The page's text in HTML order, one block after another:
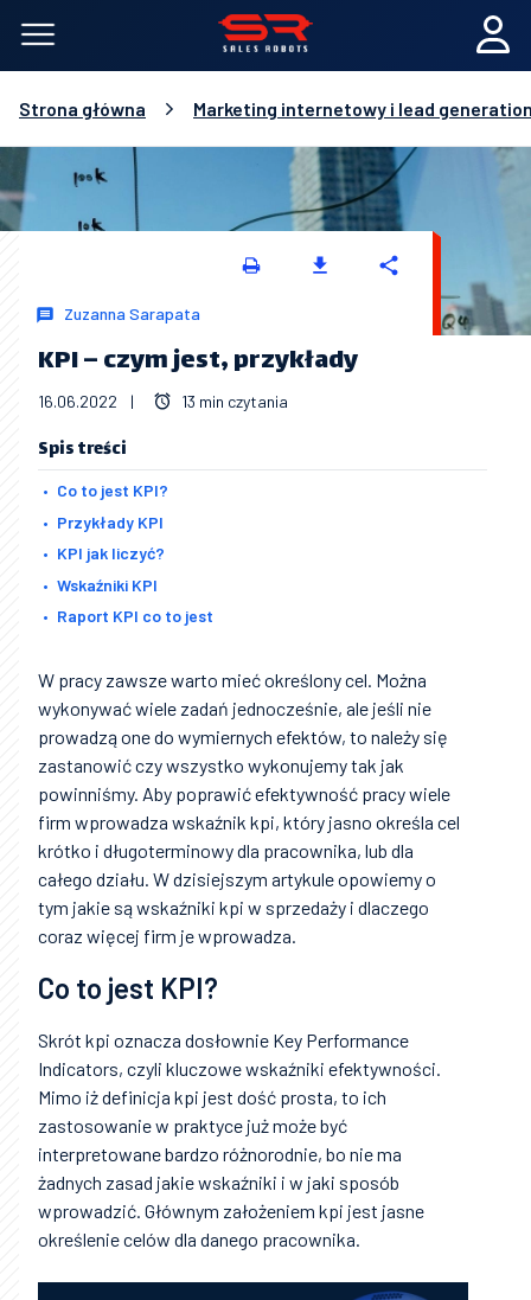
Strona główna Marketing internetowy i lead
Zuzanna Sarapata
KPI – czym jest, przykłady
16.06.2022 | 13 min czytania
Spis treści
Co to jest KPI?
Przykłady KPI
KPI jak liczyć?
Wskaźniki KPI
Raport KPI co to jest
W pracy zawsze warto mieć określony cel. Można
wykonywać wiele zadań jednocześnie, ale jeśli nie
prowadzą one do wymiernych efektów, to należy się
zastanowić czy wszystko wykonujemy tak jak
powinniśmy. Aby poprawić efektywność pracy wiele
firm wprowadza wskaźnik kpi, który jasno określa cel
krótko i długoterminowy dla pracownika, lub dla
całego działu. W dzisiejszym artykule opowiemy o
tym jakie są wskaźniki kpi w sprzedaży i dlaczego
coraz więcej firm je wprowadza.
Co to jest KPI?
Skrót kpi oznacza dosłownie Key Performance
Indicators, czyli kluczowe wskaźniki efektywności.
Mimo iż definicja kpi jest dość prosta, to ich
zastosowanie w praktyce już może być
interpretowane bardzo różnorodnie, bo nie ma
żadnych zasad jakie wskaźniki i w jaki sposób
wprowadzić. Głównym założeniem kpi jest jasne
określenie celów dla danego pracownika.